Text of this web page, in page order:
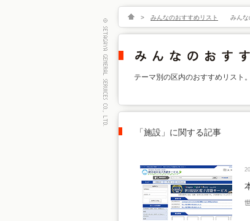
> みんなのおすすめリスト みんな
テーマ別の区内のおすすめリスト
「施設」に関する記事